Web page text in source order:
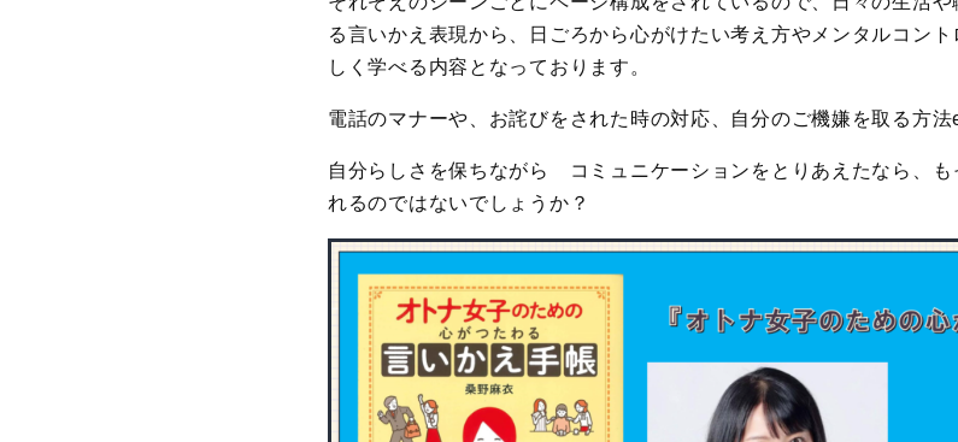
る言いかえ表現から、日ごろから心がけたい考え方やメンタルコン
しく学べる内容となっております。
電話のマナーや、お詫びをされた時の対応、自分のご機嫌を取る方法
自分らしさを保ちながら コミュニケーションをとりあえたなら、も
れるのではないでしょうか？